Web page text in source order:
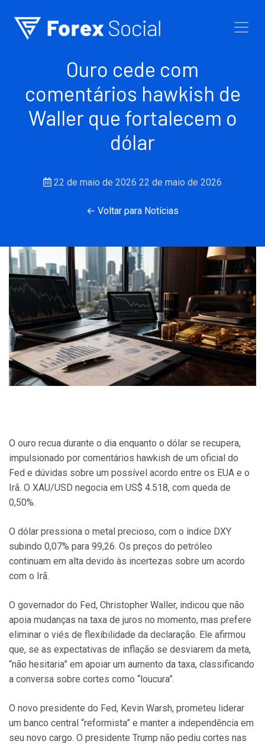
Ouro cede com
comentários hawkish de
Waller que fortalecem o
dólar
22 de maio de 2026 22 de maio de 2026
← Voltar para Notícias
O ouro recua durante o dia enquanto o dólar se recupera,
impulsionado por comentários hawkish de um oficial do
Fed e dúvidas sobre um possível acordo entre os EUA e o
Irã. O XAU/USD negocia em US$ 4.518, com queda de
0,50%.
O dólar pressiona o metal precioso, com o índice DXY
subindo 0,07% para 99,26. Os preços do petróleo
continuam em alta devido às incertezas sobre um acordo
com o Irã.
O governador do Fed, Christopher Waller, indicou que não
apoia mudanças na taxa de juros no momento, mas prefere
eliminar o viés de flexibilidade da declaração. Ele afirmou
que, se as expectativas de inflação se desviarem da meta,
“não hesitaria” em apoiar um aumento da taxa, classificando
a conversa sobre cortes como “loucura”.
O novo presidente do Fed, Kevin Warsh, prometeu liderar
um banco central “reformista” e manter a independência em
seu novo cargo. O presidente Trump não pediu cortes nas